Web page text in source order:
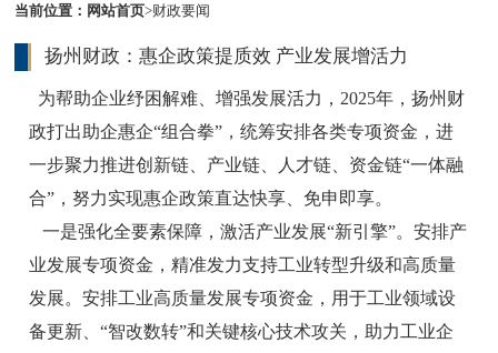
当前位置： 网站首页>财政要闻
扬州财政：惠企政策提质效 产业发展增活力
为帮助企业纾困解难、增强发展活力，2025年，扬州财
政打出助企惠企“组合拳”，统筹安排各类专项资金，进
一步聚力推进创新链、产业链、人才链、资金链“一体融
合”，努力实现惠企政策直达快享、免申即享。
一是强化全要素保障，激活产业发展“新引擎”。安排产
业发展专项资金，精准发力支持工业转型升级和高质量
发展。安排工业高质量发展专项资金，用于工业领域设
备更新、“智改数转”和关键核心技术攻关，助力工业企